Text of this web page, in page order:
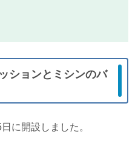
ションとミシンのバ
に開設しました。